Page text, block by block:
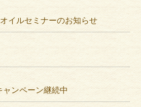
イルセミナーのお知らせ
ャンペーン継続中